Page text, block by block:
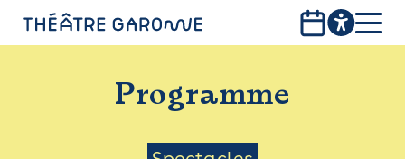
PROGRAMME
INFOS PRATIQUES
Programme